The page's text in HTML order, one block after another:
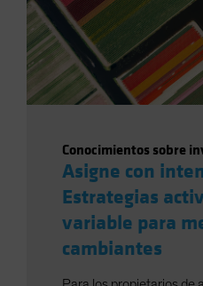
Conocimientos sobre
Asigne con
Estrategias
variable para
cambiantes